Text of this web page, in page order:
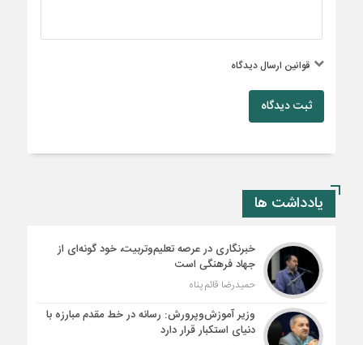
قوانین ارسال دیدگاه
ثبت دیدگاه
یادداشت ها
خبرنگاری در عرصه تعلیم‌وتربیت، خود گونه‌ای از
جهاد فرهنگی است
حمیدرضا قائم پناه
وزیر آموزش‌وپرورش: رسانه در خط مقدم مبارزه با
دنیای استکبار قرار دارد